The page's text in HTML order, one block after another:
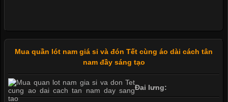
Mua quần lót nam giá sỉ và đón Tết cùng áo dài cách tân
nam đầy sáng tạo
Đai lưng: